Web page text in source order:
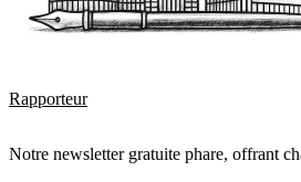
Rapporteur
Notre newsletter gratuite phare, offrant